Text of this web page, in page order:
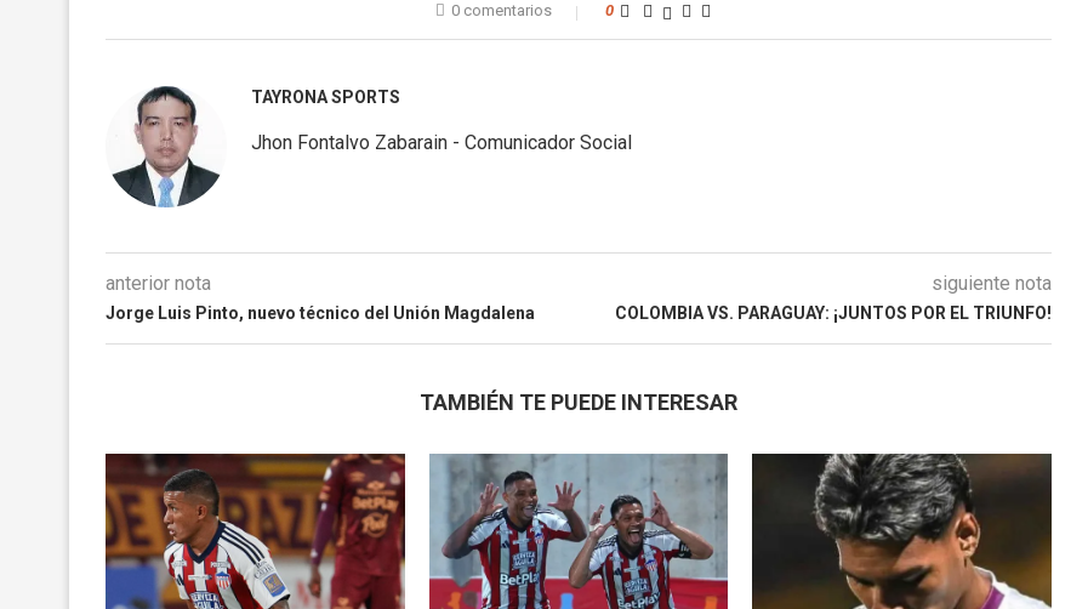
0 comentarios 0
TAYRONA SPORTS
Jhon Fontalvo Zabarain - Comunicador Social
anterior nota
Jorge Luis Pinto, nuevo técnico del Unión Magdalena
siguiente nota
COLOMBIA VS. PARAGUAY: ¡JUNTOS POR EL TRIUNFO!
TAMBIÉN TE PUEDE INTERESAR